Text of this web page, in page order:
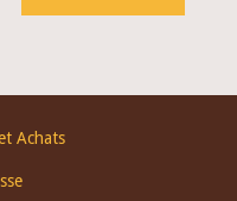
Achats